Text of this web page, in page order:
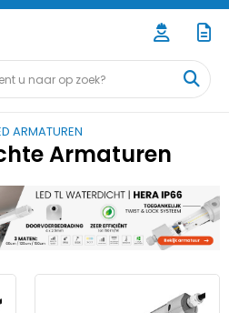
ARMATUREN
Armaturen